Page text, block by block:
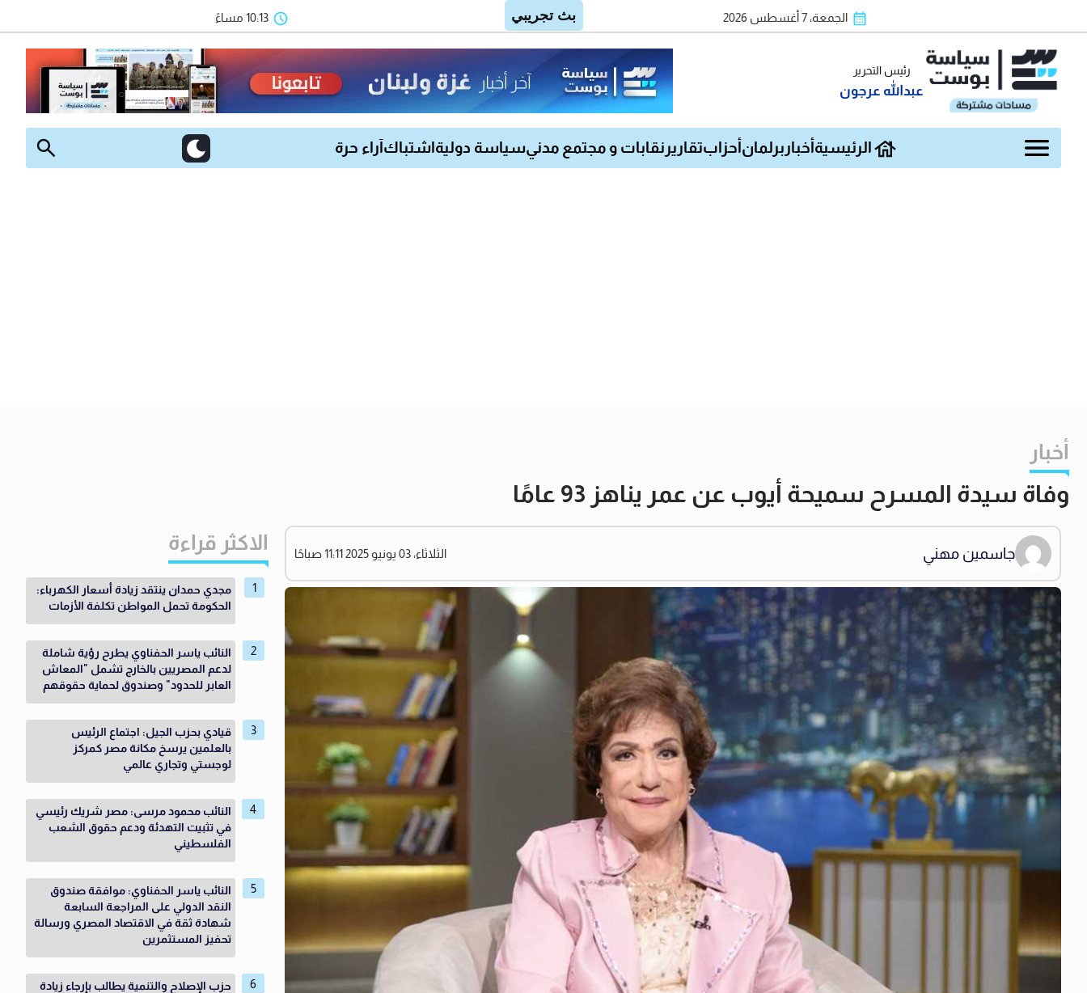
الجمعة، 7 أغسطس 2026 10:13 مساءً
رئيس التحرير
عبدالله عرجون
الرئيسية أخبار برلمان أحزابتقارير نقابات و مجتمع مدنيسياسة دولية اشتباك آراء حرة
أخبار
وفاة سيدة المسرح سميحة أيوب عن عمر يناهز 93 عامًا
جاسمين مهني الثلاثاء، 03 يونيو 2025 11:11 صباحًا الاكثر قراءة
مجدي حمدان ينتقد زيادة أسعار الكهرباء:
الحكومة تحمل المواطن تكلفة الأزمات
النائب ياسر الحفناوي يطرح رؤية شاملة
لدعم المصريين بالخارج تشمل "المعاش
العابر للحدود" وصندوق لحماية حقوقهم
قيادي بحزب الجيل: اجتماع الرئيس
بالعلمين يرسخ مكانة مصر كمركز
لوجستي وتجاري عالمي
النائب محمود مرسى: مصر شريك رئيسي
في تثبيت التهدئة ودعم حقوق الشعب
الفلسطيني
النائب ياسر الحفناوي: موافقة صندوق
النقد الدولي على المراجعة السابعة
شهادة ثقة في الاقتصاد المصري ورسالة
تحفيز المستثمرين
حزب الإصلاح والتنمية يطالب بإرجاء زيادة